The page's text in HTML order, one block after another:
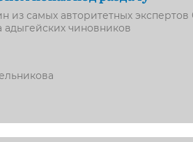
из самых авторитетных
адыгейских чиновников